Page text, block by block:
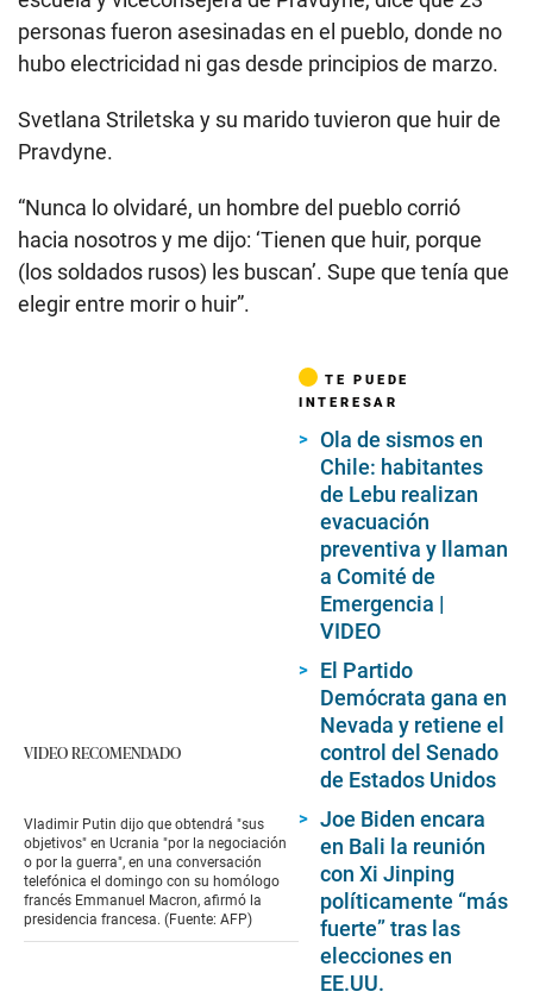
personas fueron asesinadas en el pueblo, donde no
hubo electricidad ni gas desde principios de marzo.
Svetlana Striletska y su marido tuvieron que huir de
Pravdyne.
“Nunca lo olvidaré, un hombre del pueblo corrió
hacia nosotros y me dijo: ‘Tienen que huir, porque
(los soldados rusos) les buscan’. Supe que tenía que
elegir entre morir o huir”.
VIDEO RECOMENDADO
Vladimir Putin dijo que obtendrá "sus
objetivos" en Ucrania "por la negociación
o por la guerra", en una conversación
telefónica el domingo con su homólogo
francés Emmanuel Macron, afirmó la
presidencia francesa. (Fuente: AFP)
TE PUEDE
INTERESAR
Ola de sismos en
Chile: habitantes
de Lebu realizan
evacuación
preventiva y llaman
a Comité de
Emergencia |
VIDEO
El Partido
Demócrata gana en
Nevada y retiene el
control del Senado
de Estados Unidos
Joe Biden encara
en Bali la reunión
con Xi Jinping
políticamente “más
fuerte” tras las
elecciones en
EE.UU.